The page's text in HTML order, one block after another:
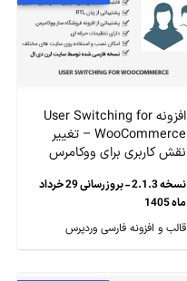
افزونه User Switching for
WooCommerce – تغییر
نقش کاربری برای ووکامرس
نسخه 2.1.3 - بروزرسانی 29 خرداد
ماه 1405
قالب و افزونه فارسی وردپرس